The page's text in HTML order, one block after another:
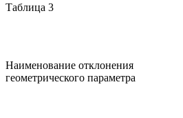
Таблица 3
Наименование отклонения
геометрического параметра